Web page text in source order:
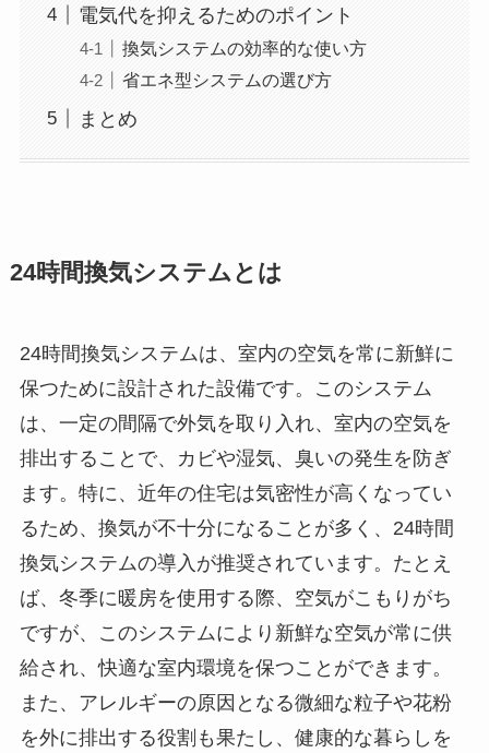
電気代を抑えるためのポイント
換気システムの効率的な使い方
省エネ型システムの選び方
まとめ
24時間換気システムとは
24時間換気システムは、室内の空気を常に新鮮に
保つために設計された設備です。このシステム
は、一定の間隔で外気を取り入れ、室内の空気を
排出することで、カビや湿気、臭いの発生を防ぎ
ます。特に、近年の住宅は気密性が高くなってい
るため、換気が不十分になることが多く、24時間
換気システムの導入が推奨されています。たとえ
ば、冬季に暖房を使用する際、空気がこもりがち
ですが、このシステムにより新鮮な空気が常に供
給され、快適な室内環境を保つことができます。
また、アレルギーの原因となる微細な粒子や花粉
を外に排出する役割も果たし、健康的な暮らしを